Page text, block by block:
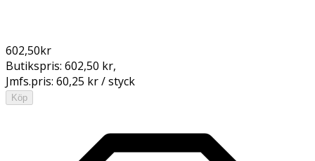
602,50kr
Butikspris: 602,50 kr,
Jmfs.pris: 60,25 kr / styck
Köp